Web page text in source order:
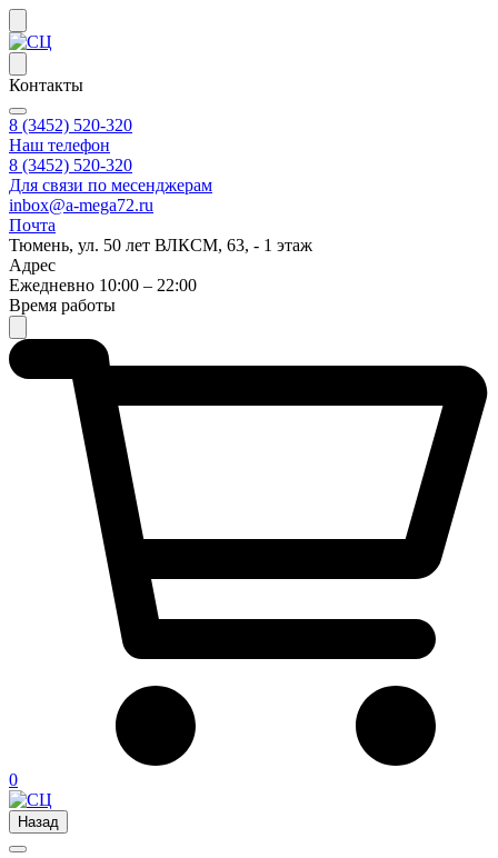
Контакты
8 (3452) 520-320
Наш телефон
8 (3452) 520-320
Для связи по месенджерам
inbox@a-mega72.ru
Почта
Тюмень, ул. 50 лет ВЛКСМ, 63, - 1 этаж
Адрес
Ежедневно 10:00 – 22:00
Время работы
0
Назад